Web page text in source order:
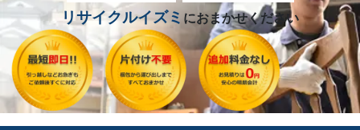
リサイクルイズミにおまかせください